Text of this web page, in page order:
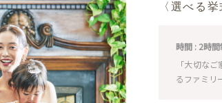
〈選べる
時間 : 2時
「大切な
るファミリ